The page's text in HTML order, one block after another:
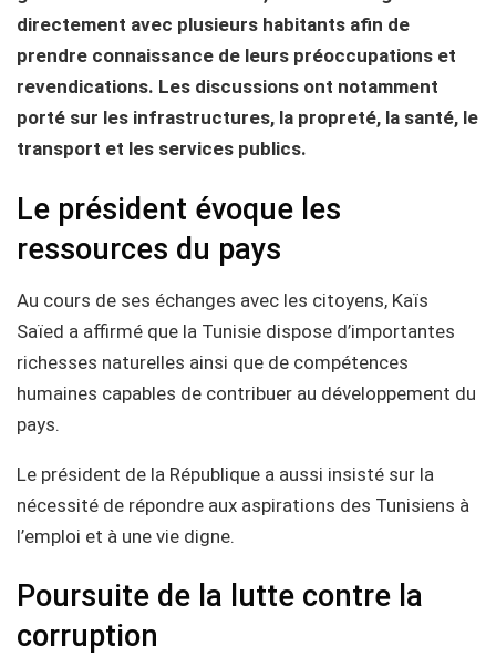
directement avec plusieurs habitants afin de
prendre connaissance de leurs préoccupations et
revendications. Les discussions ont notamment
porté sur les infrastructures, la propreté, la santé, le
transport et les services publics.
Le président évoque les
ressources du pays
Au cours de ses échanges avec les citoyens, Kaïs
Saïed a affirmé que la Tunisie dispose d’importantes
richesses naturelles ainsi que de compétences
humaines capables de contribuer au développement du
pays.
Le président de la République a aussi insisté sur la
nécessité de répondre aux aspirations des Tunisiens à
l’emploi et à une vie digne.
Poursuite de la lutte contre la
corruption